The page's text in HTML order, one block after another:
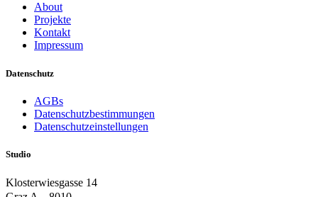
About
Projekte
Kontakt
Impressum
Datenschutz
AGBs
Datenschutzbestimmungen
Datenschutzeinstellungen
Studio
Klosterwiesgasse 14